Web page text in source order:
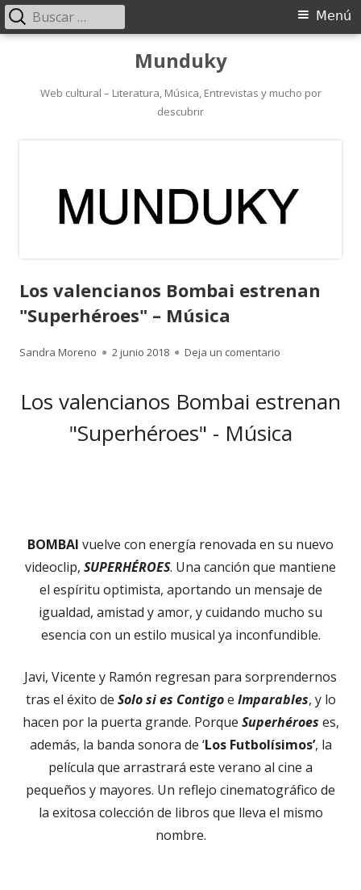
contenido
Munduky
Web cultural – Literatura, Música, Entrevistas y mucho por
descubrir
Menú
Menú
Buscar:
Los valencianos Bombai estrenan
"Superhéroes" – Música
Autor
Sandra Moreno
Publicado
2 junio 2018 Deja un comentario
Los valencianos Bombai estrenan
"Superhéroes" - Música
BOMBAI vuelve con energía renovada en su nuevo
videoclip, SUPERHÉROES. Una canción que mantiene
el espíritu optimista, aportando un mensaje de
igualdad, amistad y amor, y cuidando mucho su
esencia con un estilo musical ya inconfundible.
Javi, Vicente y Ramón regresan para sorprendernos
tras el éxito de Solo si es Contigoe Imparables, y lo
hacen por la puerta grande. Porque Superhéroes es,
además, la banda sonora de ‘Los Futbolísimos’, la
película que arrastrará este verano al cine a
pequeños y mayores. Un reflejo cinematográfico de
la exitosa colección de libros que lleva el mismo
nombre.